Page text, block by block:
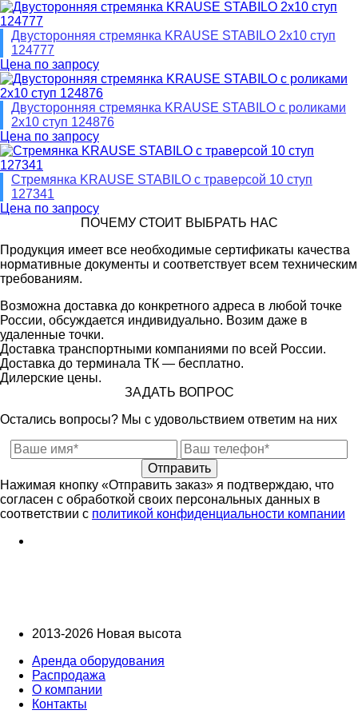
Двусторонняя стремянка KRAUSE STABILO 2х10 ступ
124777
Цена по запросу
Двусторонняя стремянка KRAUSE STABILO с роликами
2х10 ступ 124876
Цена по запросу
Стремянка KRAUSE STABILO с траверсой 10 ступ
127341
Цена по запросу
ПОЧЕМУ СТОИТ ВЫБРАТЬ НАС
Продукция имеет все необходимые сертификаты качества
нормативные документы и соответствует всем техническим
требованиям.
Возможна доставка до конкретного адреса в любой точке
России, обсуждается индивидуально. Возим даже в
удаленные точки.
Доставка транспортными компаниями по всей России.
Доставка до терминала ТК — бесплатно.
Дилерские цены.
ЗАДАТЬ ВОПРОС
Остались вопросы? Мы с удовольствием ответим на них
Отправить
Нажимая кнопку «Отправить заказ» я подтверждаю, что
согласен с обработкой своих персональных данных в
соответствии с политикой конфиденциальности компании
2013-2026 Новая высота
Аренда оборудования
Распродажа
О компании
Контакты